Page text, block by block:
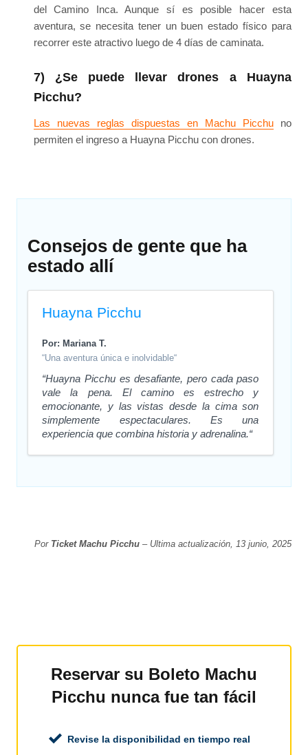
del Camino Inca. Aunque sí es posible hacer esta
aventura, se necesita tener un buen estado físico para
recorrer este atractivo luego de 4 días de caminata.
7) ¿Se puede llevar drones a Huayna
Picchu?
Las nuevas reglas dispuestas en Machu Picchuno
permiten el ingreso a Huayna Picchu con drones.
Consejos de gente que ha
estado allí
Huayna Picchu
Por: Mariana T.
“Una aventura única e inolvidable“
“Huayna Picchu es desafiante, pero cada paso
vale la pena. El camino es estrecho y
emocionante, y las vistas desde la cima son
simplemente espectaculares. Es una
experiencia que combina historia y adrenalina.“
Por Ticket Machu Picchu– Ultima actualización, 13 junio, 2025
Reservar su Boleto Machu
Picchu nunca fue tan fácil
Revise la disponibilidad en tiempo real